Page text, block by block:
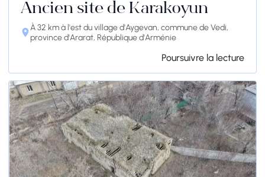
Ancien site de Karakoyun
À 32 km à l'est du village d'Aygevan, commune de Vedi,
province d'Ararat, République d'Arménie
Poursuivre la lecture